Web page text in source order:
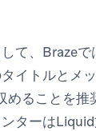
て、Braze
イトルとメ
ることを推
ターは